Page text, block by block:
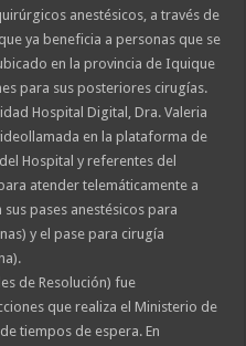
anestésicos, a través de
ya beneficia a personas que se
en la provincia de Iquique
para sus posteriores cirugías.
Hospital Digital, Dra. Valeria
en la plataforma de
Hospital y referentes del
atender telemáticamente a
pases anestésicos para
y el pase para cirugía
de Resolución) fue
que realiza el Ministerio de
tiempos de espera. En